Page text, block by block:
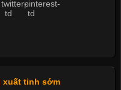
xuất tinh sớm